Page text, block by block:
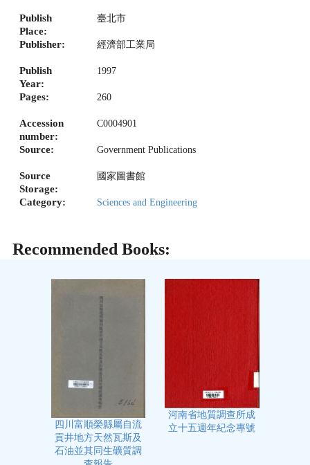
Publish
Place:
臺北市
Publisher: 經濟部工業局
Publish
Year:
1997
Pages: 260
Accession
number:
C0004901
Source: Government Publications
Source
Storage:
國家圖書館
Category: Sciences and Engineering
Recommended Books:
四川富順榮縣屬自流
貢井地方天然瓦斯及
石油並其同生礦質調
河南省地質調查所成
立十五週年紀念專號